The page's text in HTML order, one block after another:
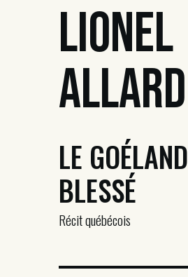
Lionel
Allard
LE GOÉLAND
BLESSÉ
Récit québécois